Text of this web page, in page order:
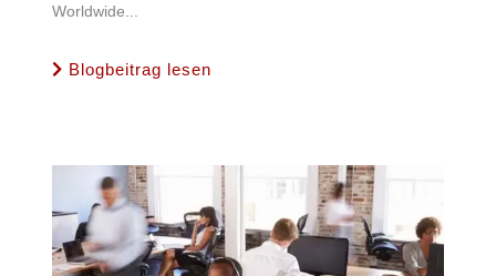
Worldwide...
Blogbeitrag lesen